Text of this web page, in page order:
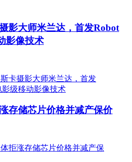
影大师米兰达，首发Robot
影像技术
存储芯片价格并减产保价